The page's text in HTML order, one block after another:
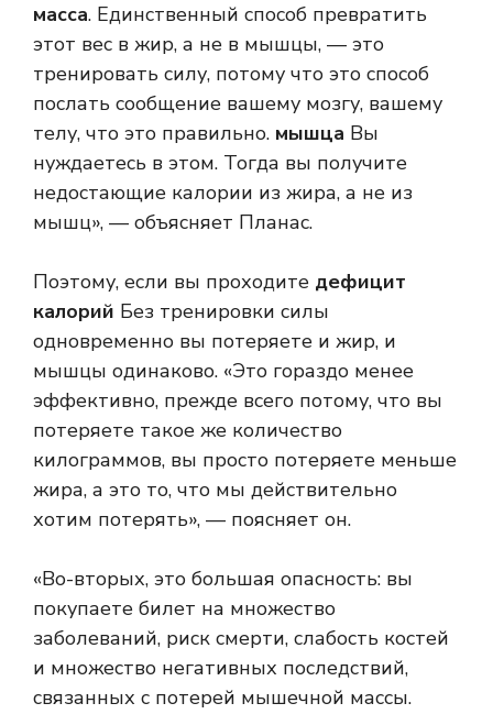
масса. Единственный способ превратить
этот вес в жир, а не в мышцы, — это
тренировать силу, потому что это способ
послать сообщение вашему мозгу, вашему
телу, что это правильно. мышца Вы
нуждаетесь в этом. Тогда вы получите
недостающие калории из жира, а не из
мышц», — объясняет Планас.
Поэтому, если вы проходите дефицит
калорий Без тренировки силы
одновременно вы потеряете и жир, и
мышцы одинаково. «Это гораздо менее
эффективно, прежде всего потому, что вы
потеряете такое же количество
килограммов, вы просто потеряете меньше
жира, а это то, что мы действительно
хотим потерять», — поясняет он.
«Во-вторых, это большая опасность: вы
покупаете билет на множество
заболеваний, риск смерти, слабость костей
и множество негативных последствий,
связанных с потерей мышечной массы.